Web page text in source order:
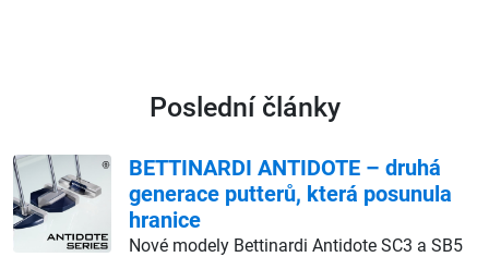
Poslední články
BETTINARDI ANTIDOTE – druhá
generace putterů, která posunula
hranice
Nové modely Bettinardi Antidote SC3 a SB5